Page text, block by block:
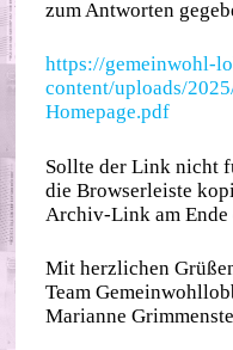
zum Antworten
https://gemeinwohl-
content/uploads/
Homepage.pdf
Sollte der Link nicht
die Browserleiste
Archiv-Link am Ende
Mit herzlichen
Team
Marianne